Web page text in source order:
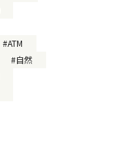
ATM
自然